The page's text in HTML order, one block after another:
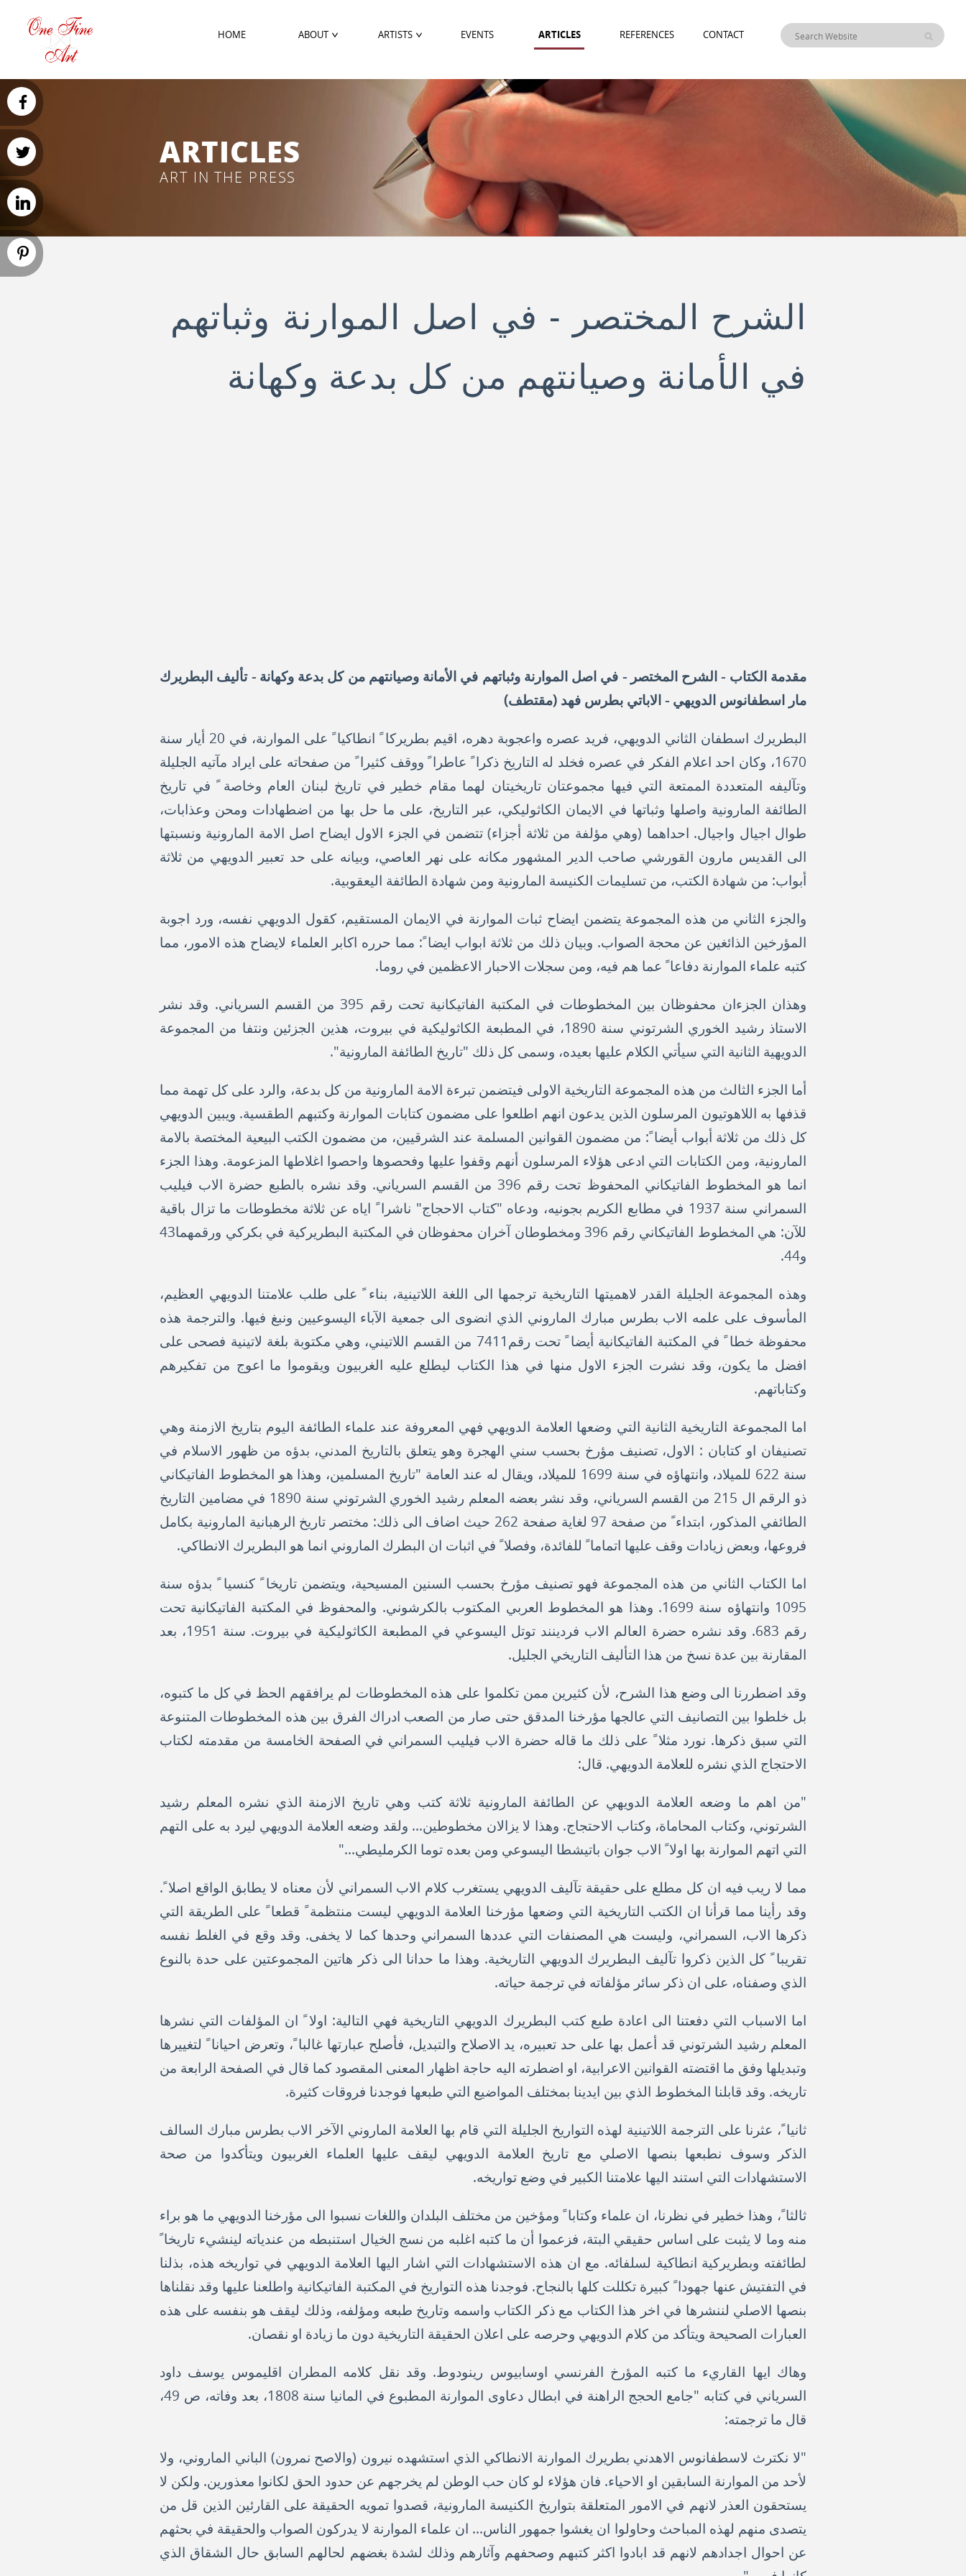
HOME ABOUT ARTISTS EVENTS ARTICLES REFERENCES CONTACT
ARTICLES
ART IN THE PRESS
الشرح المختصر - في اصل الموارنة وثباتهم
في الأمانة وصيانتهم من كل بدعة وكهانة
مقدمة الكتاب - الشرح المختصر - في اصل الموارنة وثباتهم في الأمانة وصيانتهم من كل بدعة وكهانة - تأليف البطريرك
مار اسطفانوس الدويهي - الاباتي بطرس فهد (مقتطف)
البطريرك اسطفان الثاني الدويهي، فريد عصره واعجوبة دهره، اقيم بطريركا ً انطاكيا ً على الموارنة، في 20 أيار سنة
1670، وكان احد اعلام الفكر في عصره فخلد له التاريخ ذكرا ً عاطرا ً ووقف كثيرا ً من صفحاته على ايراد مآتيه الجليلة
وتآليفه المتعددة الممتعة التي فيها مجموعتان تاريخيتان لهما مقام خطير في تاريخ لبنان العام وخاصة ً في تاريخ
الطائفة المارونية واصلها وثباتها في الايمان الكاثوليكي، عبر التاريخ، على ما حل بها من اضطهادات ومحن وعذابات،
طوال اجيال واجيال. احداهما (وهي مؤلفة من ثلاثة أجزاء) تتضمن في الجزء الاول ايضاح اصل الامة المارونية ونسبتها
الى القديس مارون القورشي صاحب الدير المشهور مكانه على نهر العاصي، وبيانه على حد تعبير الدويهي من ثلاثة
أبواب: من شهادة الكتب، من تسليمات الكنيسة المارونية ومن شهادة الطائفة اليعقوبية.
والجزء الثاني من هذه المجموعة يتضمن ايضاح ثبات الموارنة في الايمان المستقيم، كقول الدويهي نفسه، ورد اجوبة
المؤرخين الذائغين عن محجة الصواب. وبيان ذلك من ثلاثة ابواب ايضا ً: مما حرره اكابر العلماء لايضاح هذه الامور، مما
كتبه علماء الموارنة دفاعا ً عما هم فيه، ومن سجلات الاحبار الاعظمين في روما.
وهذان الجزءان محفوظان بين المخطوطات في المكتبة الفاتيكانية تحت رقم 395 من القسم السرياني. وقد نشر
الاستاذ رشيد الخوري الشرتوني سنة 1890، في المطبعة الكاثوليكية في بيروت، هذين الجزئين ونتفا من المجموعة
الدويهية الثانية التي سيأتي الكلام عليها بعيده، وسمى كل ذلك "تاريخ الطائفة المارونية".
أما الجزء الثالث من هذه المجموعة التاريخية الاولى فيتضمن تبرءة الامة المارونية من كل بدعة، والرد على كل تهمة مما
قذفها به اللاهوتيون المرسلون الذين يدعون انهم اطلعوا على مضمون كتابات الموارنة وكتبهم الطقسية. ويبين الدويهي
كل ذلك من ثلاثة أبواب أيضا ً: من مضمون القوانين المسلمة عند الشرقيين، من مضمون الكتب البيعية المختصة بالامة
المارونية، ومن الكتابات التي ادعى هؤلاء المرسلون أنهم وقفوا عليها وفحصوها واحصوا اغلاطها المزعومة. وهذا الجزء
انما هو المخطوط الفاتيكاني المحفوظ تحت رقم 396 من القسم السرياني. وقد نشره بالطبع حضرة الاب فيليب
السمراني سنة 1937 في مطابع الكريم بجونيه، ودعاه "كتاب الاحجاج" ناشرا ً اياه عن ثلاثة مخطوطات ما تزال باقية
للآن: هي المخطوط الفاتيكاني رقم 396 ومخطوطان آخران محفوظان في المكتبة البطريركية في بكركي ورقمهما43
و44.
وهذه المجموعة الجليلة القدر لاهميتها التاريخية ترجمها الى اللغة اللاتينية، بناء ً على طلب علامتنا الدويهي العظيم،
المأسوف على علمه الاب بطرس مبارك الماروني الذي انضوى الى جمعية الآباء اليسوعيين ونبغ فيها. والترجمة هذه
محفوظة خطا ً في المكتبة الفاتيكانية أيضا ً تحت رقم7411 من القسم اللاتيني، وهي مكتوبة بلغة لاتينية فصحى على
افضل ما يكون، وقد نشرت الجزء الاول منها في هذا الكتاب ليطلع عليه الغربيون ويقوموا ما اعوج من تفكيرهم
وكتاباتهم.
اما المجموعة التاريخية الثانية التي وضعها العلامة الدويهي فهي المعروفة عند علماء الطائفة اليوم بتاريخ الازمنة وهي
تصنيفان او كتابان : الاول، تصنيف مؤرخ بحسب سني الهجرة وهو يتعلق بالتاريخ المدني، بدؤه من ظهور الاسلام في
سنة 622 للميلاد، وانتهاؤه في سنة 1699 للميلاد، ويقال له عند العامة "تاريخ المسلمين، وهذا هو المخطوط الفاتيكاني
ذو الرقم ال 215 من القسم السرياني، وقد نشر بعضه المعلم رشيد الخوري الشرتوني سنة 1890 في مضامين التاريخ
الطائفي المذكور، ابتداء ً من صفحة 97 لغاية صفحة 262 حيث اضاف الى ذلك: مختصر تاريخ الرهبانية المارونية بكامل
فروعها، وبعض زيادات وقف عليها اتماما ً للفائدة، وفصلا ً في اثبات ان البطرك الماروني انما هو البطريرك الانطاكي.
اما الكتاب الثاني من هذه المجموعة فهو تصنيف مؤرخ بحسب السنين المسيحية، ويتضمن تاريخا ً كنسيا ً بدؤه سنة
1095 وانتهاؤه سنة 1699. وهذا هو المخطوط العربي المكتوب بالكرشوني. والمحفوظ في المكتبة الفاتيكانية تحت
رقم 683. وقد نشره حضرة العالم الاب فردينند توتل اليسوعي في المطبعة الكاثوليكية في بيروت. سنة 1951، بعد
المقارنة بين عدة نسخ من هذا التأليف التاريخي الجليل.
وقد اضطررنا الى وضع هذا الشرح، لأن كثيرين ممن تكلموا على هذه المخطوطات لم يرافقهم الحظ في كل ما كتبوه،
بل خلطوا بين التصانيف التي عالجها مؤرخنا المدقق حتى صار من الصعب ادراك الفرق بين هذه المخطوطات المتنوعة
التي سبق ذكرها. نورد مثلا ً على ذلك ما قاله حضرة الاب فيليب السمراني في الصفحة الخامسة من مقدمته لكتاب
الاحتجاج الذي نشره للعلامة الدويهي. قال:
"من اهم ما وضعه العلامة الدويهي عن الطائفة المارونية ثلاثة كتب وهي تاريخ الازمنة الذي نشره المعلم رشيد
الشرتوني، وكتاب المحاماة، وكتاب الاحتجاج. وهذا لا يزالان مخطوطين... ولقد وضعه العلامة الدويهي ليرد به على التهم
التي اتهم الموارنة بها اولا ً الاب جوان باتيشطا اليسوعي ومن بعده توما الكرمليطي..."
مما لا ريب فيه ان كل مطلع على حقيقة تآليف الدويهي يستغرب كلام الاب السمراني لأن معناه لا يطابق الواقع اصلا ً.
وقد رأينا مما قرأنا ان الكتب التاريخية التي وضعها مؤرخنا العلامة الدويهي ليست منتظمة ً قطعا ً على الطريقة التي
ذكرها الاب، السمراني، وليست هي المصنفات التي عددها السمراني وحدها كما لا يخفى. وقد وقع في الغلط نفسه
تقريبا ً كل الذين ذكروا تآليف البطريرك الدويهي التاريخية. وهذا ما حدانا الى ذكر هاتين المجموعتين على حدة بالنوع
الذي وصفناه، على ان ذكر سائر مؤلفاته في ترجمة حياته.
اما الاسباب التي دفعتنا الى اعادة طبع كتب البطريرك الدويهي التاريخية فهي التالية: اولا ً ان المؤلفات التي نشرها
المعلم رشيد الشرتوني قد أعمل بها على حد تعبيره، يد الاصلاح والتبديل، فأصلح عبارتها غالبا ً، وتعرض احيانا ً لتغييرها
وتبديلها وفق ما اقتضته القوانين الاعرابية، او اضطرته اليه حاجة اظهار المعنى المقصود كما قال في الصفحة الرابعة من
تاريخه. وقد قابلنا المخطوط الذي بين ايدينا بمختلف المواضيع التي طبعها فوجدنا فروقات كثيرة.
ثانيا ً، عثرنا على الترجمة اللاتينية لهذه التواريخ الجليلة التي قام بها العلامة الماروني الآخر الاب بطرس مبارك السالف
الذكر وسوف نطبعها بنصها الاصلي مع تاريخ العلامة الدويهي ليقف عليها العلماء الغربيون ويتأكدوا من صحة
الاستشهادات التي استند اليها علامتنا الكبير في وضع تواريخه.
ثالثا ً، وهذا خطير في نظرنا، ان علماء وكتابا ً ومؤخين من مختلف البلدان واللغات نسبوا الى مؤرخنا الدويهي ما هو براء
منه وما لا يثبت على اساس حقيقي البتة، فزعموا أن ما كتبه اغلبه من نسج الخيال استنبطه من عندياته لينشيء تاريخا ً
لطائفته وبطريركية انطاكية لسلفائه. مع ان هذه الاستشهادات التي اشار اليها العلامة الدويهي في تواريخه هذه، بذلنا
في التفتيش عنها جهودا ً كبيرة تكللت كلها بالنجاح. فوجدنا هذه التواريخ في المكتبة الفاتيكانية واطلعنا عليها وقد نقلناها
بنصها الاصلي لننشرها في اخر هذا الكتاب مع ذكر الكتاب واسمه وتاريخ طبعه ومؤلفه، وذلك ليقف هو بنفسه على هذه
العبارات الصحيحة ويتأكد من كلام الدويهي وحرصه على اعلان الحقيقة التاريخية دون ما زيادة او نقصان.
وهاك ايها القاريء ما كتبه المؤرخ الفرنسي اوسابيوس رينودوط. وقد نقل كلامه المطران اقليموس يوسف داود
السرياني في كتابه "جامع الحجج الراهنة في ابطال دعاوى الموارنة المطبوع في المانيا سنة 1808، بعد وفاته، ص 49،
قال ما ترجمته:
"لا نكترث لاسطفانوس الاهدني بطريرك الموارنة الانطاكي الذي استشهده نيرون (والاصح نمرون) الباني الماروني، ولا
لأحد من الموارنة السابقين او الاحياء. فان هؤلاء لو كان حب الوطن لم يخرجهم عن حدود الحق لكانوا معذورين. ولكن لا
يستحقون العذر لانهم في الامور المتعلقة بتواريخ الكنيسة المارونية، قصدوا تمويه الحقيقة على القارئين الذين قل من
يتصدى منهم لهذه المباحث وحاولوا ان يغشوا جمهور الناس... ان علماء الموارنة لا يدركون الصواب والحقيقة في بحثهم
عن احوال اجدادهم لانهم قد ابادوا اكثر كتبهم وصحفهم وآثارهم وذلك لشدة بغضهم لحالهم السابق حال الشقاق الذي